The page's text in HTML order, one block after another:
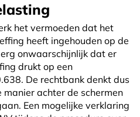
het vermoeden dat het
heeft ingehouden op de
onwaarschijnlijk dat er
drukt op een
De rechtbank denkt dus
achter de schermen
Een mogelijke verklaring